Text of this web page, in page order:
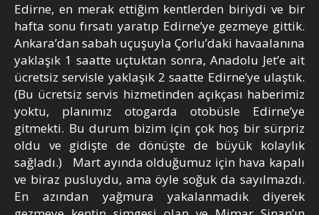
Edirne, en merak ettiğim kentlerden biriydi ve bir
hafta sonu fırsatı yaratıp Edirne’ye gezmeye gittik.
Ankara’dan sabah uçuşuyla Çorlu’daki havaalanına
yaklaşık 1 saatte uçtuktan sonra, Anadolu Jet’e ait
ücretsiz servisle yaklaşık 2 saatte Edirne’ye ulaştık.
(Bu ücretsiz servis hizmetinden açıkçası haberimiz
yoktu, planımız otogarda otobüsle Edirne’ye
gitmekti. Bu durum bizim için çok hoş bir sürpriz
oldu ve gidişte de dönüşte de büyük kolaylık
sağladı.) Mart ayında olduğumuz için hava kapalı
ve biraz pusluydu, ama öyle soğuk da sayılmazdı.
En azından yağmura yakalanmadık diyerek